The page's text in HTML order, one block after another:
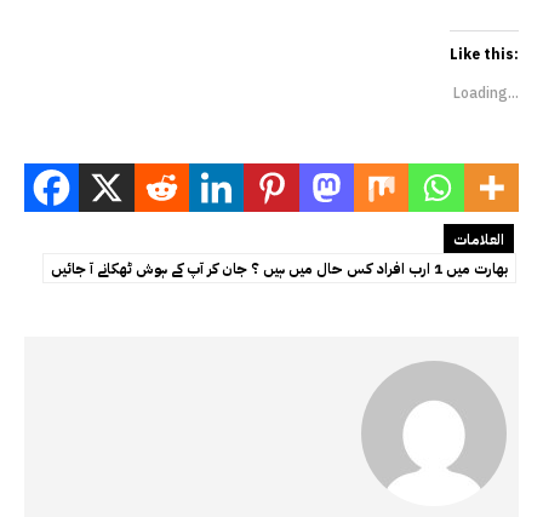
Like this:
Loading...
العلامات
بھارت میں 1 ارب افراد کس حال میں ہیں ؟ جان کر آپ کے ہوش ٹھکانے آ جائیں